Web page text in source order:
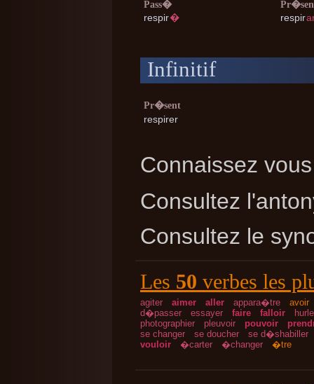
Pass�
respir�
respir
Infinitif
Pr�sent
respirer
Connaissez
Consultez
Consultez le
Les 50 verbes les
agiter aimer aller appara�tre
avoir
d�passer
essayer faire falloir
photographier
pleuvoir pouvoir
se changer
se doucher
se d�shabiller
vouloir
�carter �changer �tre